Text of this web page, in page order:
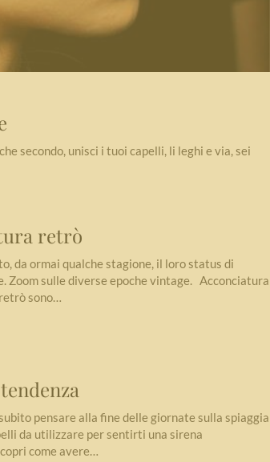
secondo, unisci i tuoi capelli, li leghi e via, sei
retrò
da ormai qualche stagione, il loro status di
Zoom sulle diverse epoche vintage. Acconciatura
sono…
pensare alla fine delle giornate sulla spiaggia
da utilizzare per sentirti una sirena
come avere…